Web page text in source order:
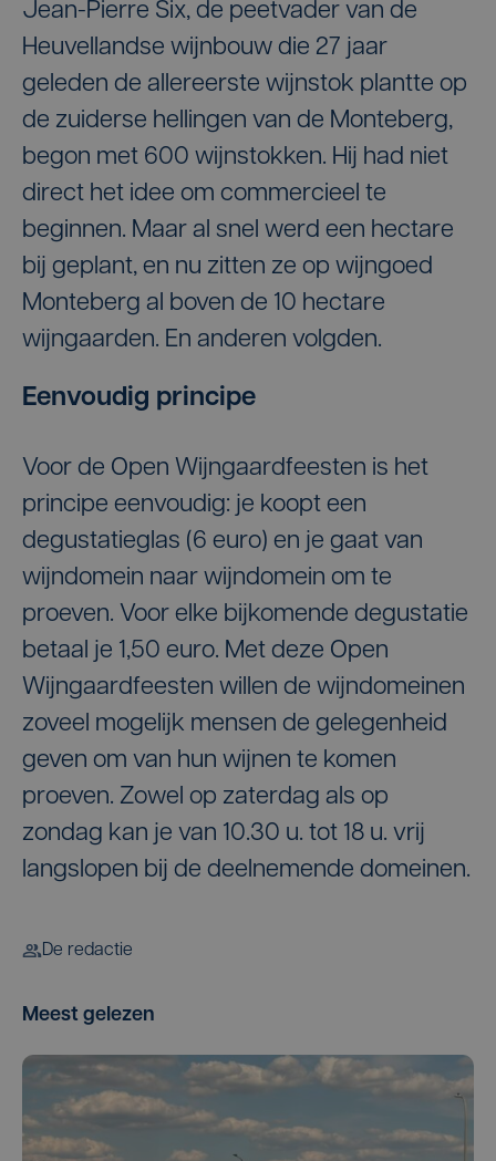
Jean-Pierre Six, de peetvader van de
Heuvellandse wijnbouw die 27 jaar
geleden de allereerste wijnstok plantte op
de zuiderse hellingen van de Monteberg,
begon met 600 wijnstokken. Hij had niet
direct het idee om commercieel te
beginnen. Maar al snel werd een hectare
bij geplant, en nu zitten ze op wijngoed
Monteberg al boven de 10 hectare
wijngaarden. En anderen volgden.
Eenvoudig principe
Voor de Open Wijngaardfeesten is het
principe eenvoudig: je koopt een
degustatieglas (6 euro) en je gaat van
wijndomein naar wijndomein om te
proeven. Voor elke bijkomende degustatie
betaal je 1,50 euro. Met deze Open
Wijngaardfeesten willen de wijndomeinen
zoveel mogelijk mensen de gelegenheid
geven om van hun wijnen te komen
proeven. Zowel op zaterdag als op
zondag kan je van 10.30 u. tot 18 u. vrij
langslopen bij de deelnemende domeinen.
De redactie
Meest gelezen